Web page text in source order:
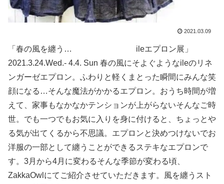
2021.03.09
「春の風を纏う… ileエプロン展」
2021.3.24.Wed.- 4.4. Sun 春の風にそよぐようなileのリネ
ンガーゼエプロン。ふわりと軽くまとった瞬間にみんな笑
顔になる…そんな魔法がかかるエプロン。おうち時間が増
えて、家事もなかなかテンションが上がらないそんなご時
世。でも一つでもお気に入りを身に付けると、ちょっとや
る気が出てくるから不思議。エプロンと決めつけないでお
洋服の一部として纏うことができるステキなエプロンで
す。3月から4月に変わるそんな季節が変わる頃、
ZakkaOwlにてご紹介させていただきます。風を纏うスト